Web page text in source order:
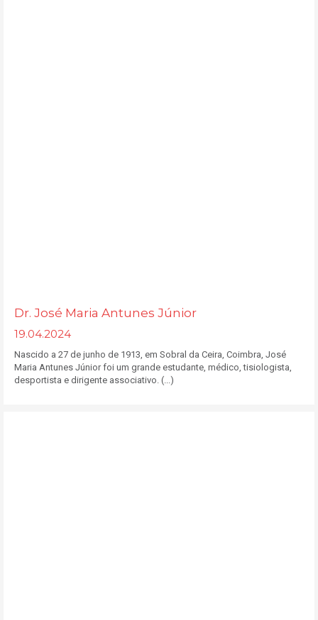
Dr. José Maria Antunes Júnior
19.04.2024
Nascido a 27 de junho de 1913, em Sobral da Ceira, Coimbra, José
Maria Antunes Júnior foi um grande estudante, médico, tisiologista,
desportista e dirigente associativo. (...)